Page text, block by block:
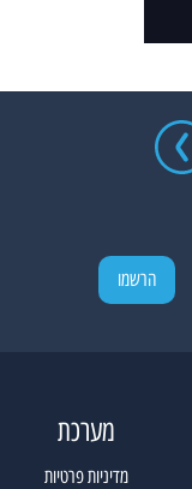
מערכת
מדיניות פרטיות